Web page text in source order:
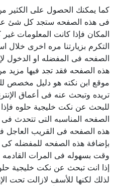
كما يمكنك الحصول على الكثير
فى هذه الصفحه ستجد كل شئ عن
المكان فإذا كانت المعلومات غير
التكرم بزيارتنا مره اخرى خلال
الصفحه فى المفضله او الدخول
هذه الصفحه فقد تجد فيها مزيد من
موقع ابن نكته هو دليل مخصص
تريده وتبحث عنه فى أعماق
للبحث عن نكت خليجية حلوه
الصفحه المناسبه التى تتحدث فى
هذه الصفحه فى القريب العاجل
بإضافة هذه الصفحه للمفضله كى
وقت بسهوله فى المرات القادمه
إذا انت تبحث عن نكت خليجية
لذلك لكنها للأسف لازالت تحت